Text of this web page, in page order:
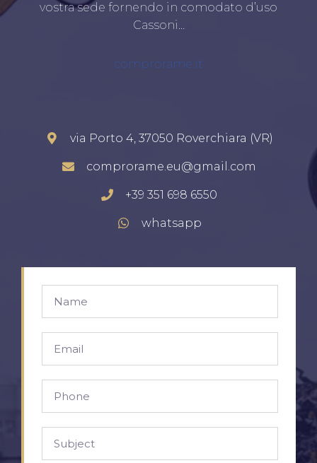
vostra sede fornendo in comodato d’uso
Cassoni…
comprorame.it
via Porto 4, 37050 Roverchiara (VR)
comprorame.eu@gmail.com
+39 351 698 6550
whatsapp